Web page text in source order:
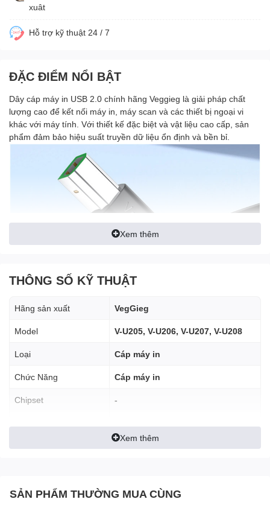
xuât
Hỗ trợ kỹ thuật 24 / 7
ĐẶC ĐIỂM NỔI BẬT
Dây cáp máy in USB 2.0 chính hãng Veggieg là giải pháp chất
lượng cao để kết nối máy in, máy scan và các thiết bị ngoại vi
khác với máy tính. Với thiết kế đặc biệt và vật liệu cao cấp, sản
phẩm đảm bảo hiệu suất truyền dữ liệu ổn định và bền bỉ.
USB type A male sang USB type B
Chiều dài cáp:1.5m, 3m, 5m, 10m
Xem thêm
THÔNG SỐ KỸ THUẬT
Hãng sản xuất VegGieg
Model V-U205, V-U206, V-U207, V-U208
Loại Cáp máy in
Chức Năng Cáp máy in
Chipset -
Đường kính dây OD5.0mm
Xem thêm
SẢN PHẨM THƯỜNG MUA CÙNG